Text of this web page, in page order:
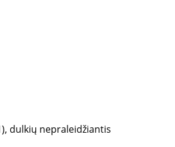
dulkių nepraleidžiantis